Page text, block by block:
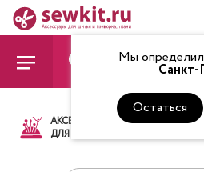
Мы
Санкт-
Остаться
АКСЕССУАРЫ
ДЛЯ ШИТЬЯ
ТКАНИ